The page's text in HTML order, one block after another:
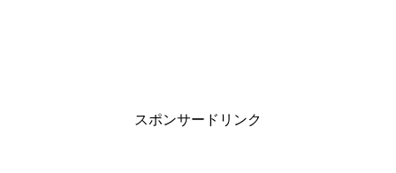
スポンサードリンク